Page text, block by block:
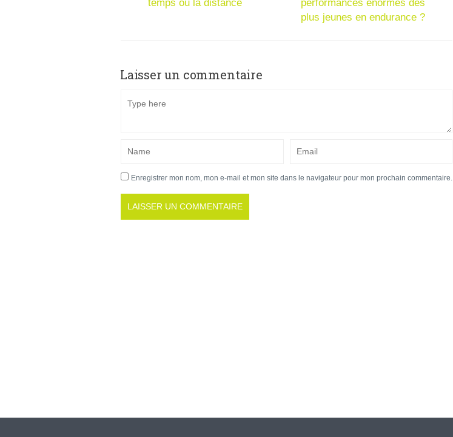
temps ou la distance
performances énormes des
plus jeunes en endurance ?
Laisser un commentaire
Enregistrer mon nom, mon e-mail et mon site dans le navigateur pour mon prochain commentaire.